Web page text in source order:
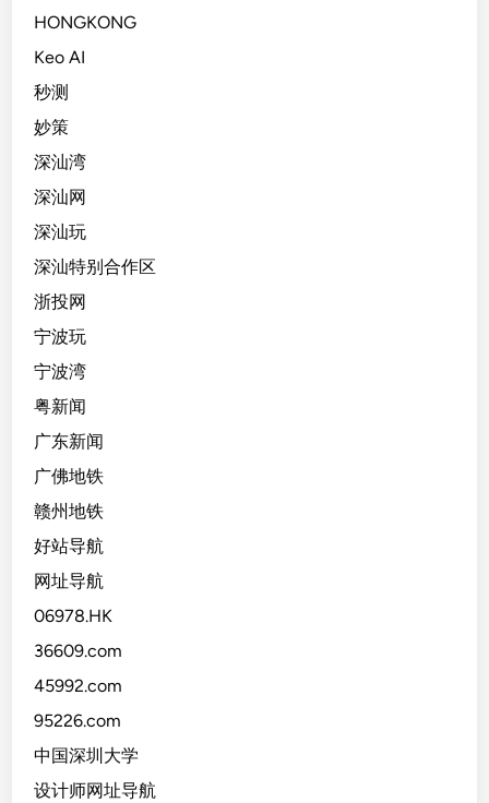
HONGKONG
Keo AI
秒测
妙策
深汕湾
深汕网
深汕玩
深汕特别合作区
浙投网
宁波玩
宁波湾
粤新闻
广东新闻
广佛地铁
赣州地铁
好站导航
网址导航
06978.HK
36609.com
45992.com
95226.com
中国深圳大学
设计师网址导航